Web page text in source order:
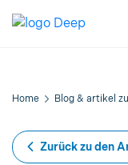
Home Blog & artikel
Zurück zu den